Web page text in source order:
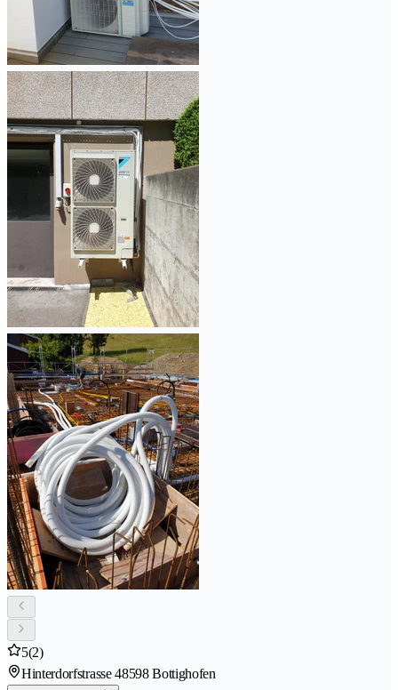
5(2)
Hinterdorfstrasse 48598 Bottighofen